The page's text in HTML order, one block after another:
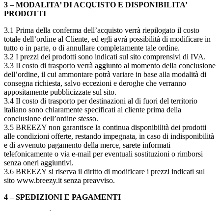
3 – MODALITA’ DI ACQUISTO E DISPONIBILITA’
PRODOTTI
3.1 Prima della conferma dell’acquisto verrà riepilogato il costo
totale dell’ordine al Cliente, ed egli avrà possibilità di modificare in
tutto o in parte, o di annullare completamente tale ordine.
3.2 I prezzi dei prodotti sono indicati sul sito comprensivi di IVA.
3.3 Il costo di trasporto verrà aggiunto al momento della conclusione
dell’ordine, il cui ammontare potrà variare in base alla modalità di
consegna richiesta, salvo eccezioni e deroghe che verranno
appositamente pubblicizzate sul sito.
3.4 Il costo di trasporto per destinazioni al di fuori del territorio
italiano sono chiaramente specificati al cliente prima della
conclusione dell’ordine stesso.
3.5 BREEZY non garantisce la continua disponibilità dei prodotti
alle condizioni offerte, restando impegnata, in caso di indisponibilità
e di avvenuto pagamento della merce, sarete informati
telefonicamente o via e-mail per eventuali sostituzioni o rimborsi
senza oneri aggiuntivi.
3.6 BREEZY si riserva il diritto di modificare i prezzi indicati sul
sito www.breezy.it senza preavviso.
4 – SPEDIZIONI E PAGAMENTI